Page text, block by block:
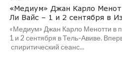
«Медиум» Джан Карло
Ли Вайс – 1 и 2 сентября в
«Медиум» Джан Карло Менотти в
1 и 2 сентября в Тель-Авиве.
спиритический сеанс...